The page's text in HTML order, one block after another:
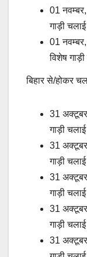
01
गाड़ी
01
विशेष
बिहार से/होकर
31
गाड़ी
31
गाड़ी
31
गाड़ी
31
गाड़ी
31